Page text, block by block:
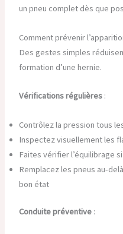
un pneu complet dès que
Comment prévenir
Des gestes simples
formation d’une hernie.
Vérifications régulières:
Contrôlez la pression tous
Inspectez visuellement les
Faites vérifier l’équilibrage
Remplacez les pneus au-
bon état
Conduite préventive: